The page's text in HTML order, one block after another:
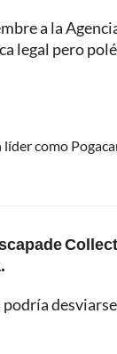
a la
legal pero
como